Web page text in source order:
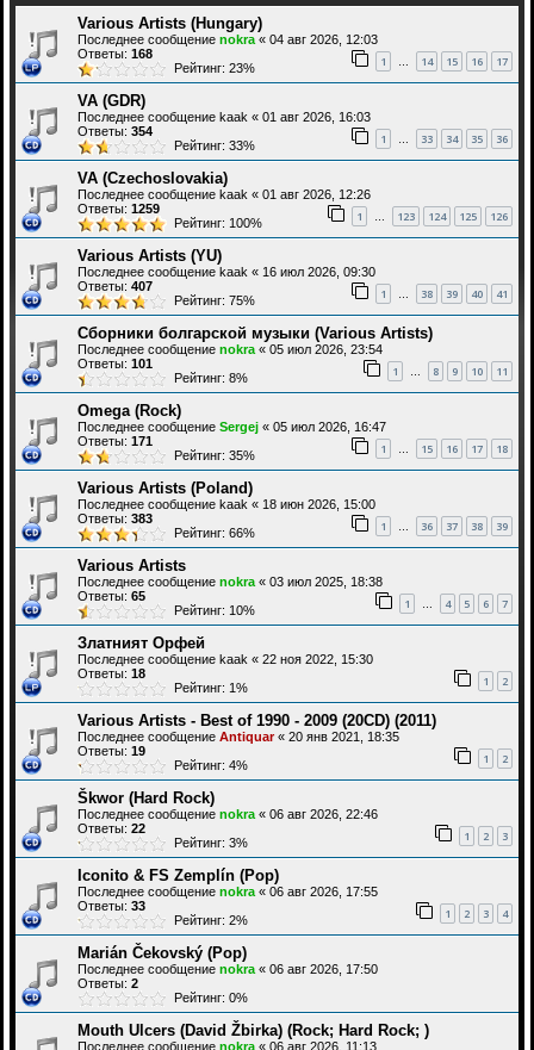
Various Artists (Hungary)
Последнее сообщение nokra « 04 авг 2026, 12:03
Ответы: 168 1 … 14 15 16 17
Рейтинг: 23%
VA (GDR)
Последнее сообщение kaak « 01 авг 2026, 16:03
Ответы: 354 1 … 33 34 35 36
Рейтинг: 33%
VA (Czechoslovakia)
Последнее сообщение kaak « 01 авг 2026, 12:26
Ответы: 1259 1 … 123 124 125 126
Рейтинг: 100%
Various Artists (YU)
Последнее сообщение kaak « 16 июл 2026, 09:30
Ответы: 407 1 … 38 39 40 41
Рейтинг: 75%
Сборники болгарской музыки (Various Artists)
Последнее сообщение nokra « 05 июл 2026, 23:54
Ответы: 101 1 … 8 9 10 11
Рейтинг: 8%
Omega (Rock)
Последнее сообщение Sergej « 05 июл 2026, 16:47
Ответы: 171 1 … 15 16 17 18
Рейтинг: 35%
Various Artists (Poland)
Последнее сообщение kaak « 18 июн 2026, 15:00
Ответы: 383 1 … 36 37 38 39
Рейтинг: 66%
Various Artists
Последнее сообщение nokra « 03 июл 2025, 18:38
Ответы: 65 1 … 4 5 6 7
Рейтинг: 10%
Златният Орфей
Последнее сообщение kaak « 22 ноя 2022, 15:30
Ответы: 18 1 2
Рейтинг: 1%
Various Artists - Best of 1990 - 2009 (20СD) (2011)
Последнее сообщение Antiquar« 20 янв 2021, 18:35
Ответы: 19 1 2
Рейтинг: 4%
Škwor (Hard Rock)
Последнее сообщение nokra « 06 авг 2026, 22:46
Ответы: 22 1 2 3
Рейтинг: 3%
Iconito & FS Zemplín (Pop)
Последнее сообщение nokra « 06 авг 2026, 17:55
Ответы: 33 1 2 3 4
Рейтинг: 2%
Marián Čekovský (Pop)
Последнее сообщение nokra « 06 авг 2026, 17:50
Ответы: 2
Рейтинг: 0%
Mouth Ulcers (David Žbirka) (Rock; Hard Rock; )
Последнее сообщение nokra « 06 авг 2026, 11:13